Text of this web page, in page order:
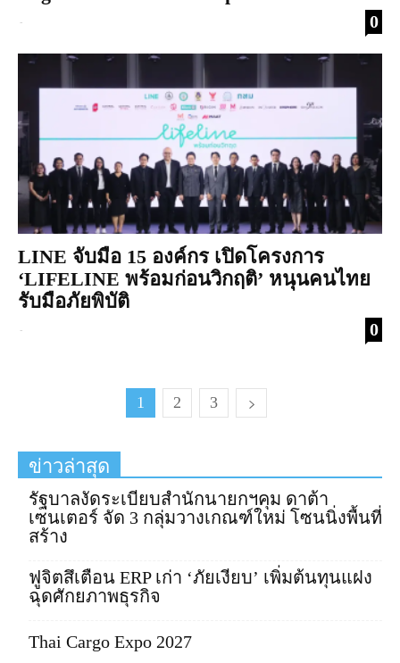
- 0
LINE จับมือ 15 องค์กร เปิดโครงการ
‘LIFELINE พร้อมก่อนวิกฤติ’ หนุนคนไทย
รับมือภัยพิบัติ
- 0
1 2 3
ข่าวล่าสุด
รัฐบาลงัดระเบียบสำนักนายกฯคุม ดาต้า
เซนเตอร์ จัด 3 กลุ่มวางเกณฑ์ใหม่ โซนนิ่งพื้นที่
สร้าง
ฟูจิตสึเตือน ERP เก่า ‘ภัยเงียบ’ เพิ่มต้นทุนแฝง
ฉุดศักยภาพธุรกิจ
Thai Cargo Expo 2027